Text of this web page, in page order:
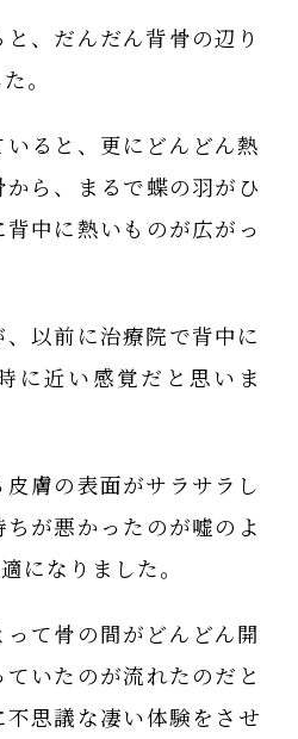
、だんだん背骨の辺り
。
ると、更にどんどん熱
ら、まるで蝶の羽がひ
中に熱いものが広がっ
以前に治療院で背中に
に近い感覚だと思いま
膚の表面がサラサラし
が悪かったのが嘘のよ
になりました。
て骨の間がどんどん開
いたのが流れたのだと
思議な凄い体験をさせ